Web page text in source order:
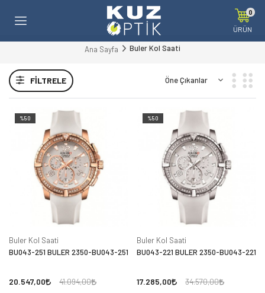
0
ÜRÜN
Ana Sayfa Buler Kol Saati
FILTRELE
%50
Buler Kol Saati
BU043-251 BULER 2350-BU043-251
20.547,00 41.094,00
%50
Buler Kol Saati
BU043-221 BULER 2350-BU043-221
17.285,00 34.570,00